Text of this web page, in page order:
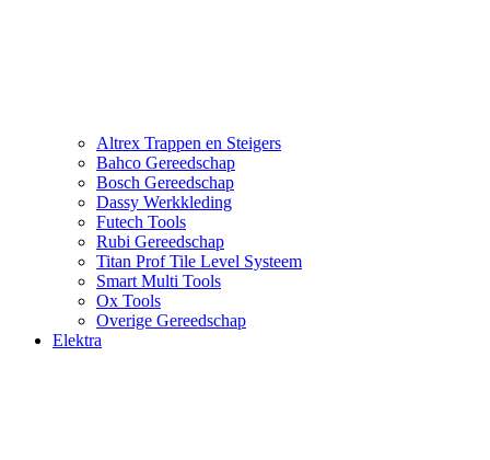
Altrex Trappen en Steigers
Bahco Gereedschap
Bosch Gereedschap
Dassy Werkkleding
Futech Tools
Rubi Gereedschap
Titan Prof Tile Level Systeem
Smart Multi Tools
Ox Tools
Overige Gereedschap
Elektra